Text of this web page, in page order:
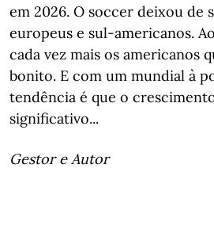
em 2026. O soccer deixou de
europeus e sul-americanos.
cada vez mais os americanos
bonito. E com um mundial à
tendência é que o
significativo...
Gestor e Autor